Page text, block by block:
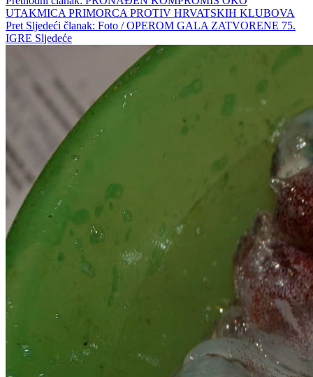
UTAKMICA PRIMORCA PROTIV HRVATSKIH KLUBOVA
Pret Sljedeći članak: Foto / OPEROM GALA ZATVORENE 75.
IGRE Sljedeće